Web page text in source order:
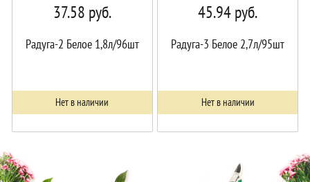
37.58 руб.
Радуга-2 Белое 1,8л/96шт
Нет в наличии
45.94руб.
Радуга-3 Белое 2,7л/95шт
Нет в наличии